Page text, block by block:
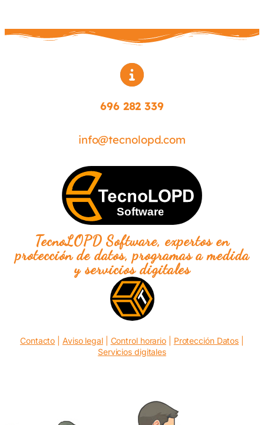
696 282 339
info@tecnolopd.com
TecnoLOPD Software, expertos en
protección de datos, programas a medida
y servicios digitales
Contacto Aviso legal| Control horario Protección Datos
Servicios digitales